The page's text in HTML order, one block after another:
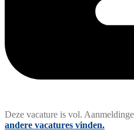
Deze vacature is vol.
andere vacatures vinden.